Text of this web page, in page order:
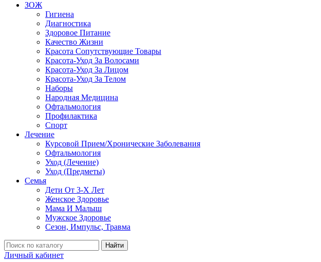
ЗОЖ
Гигиена
Диагностика
Здоровое Питание
Качество Жизни
Красота Сопутствующие Товары
Красота-Уход За Волосами
Красота-Уход За Лицом
Красота-Уход За Телом
Наборы
Народная Медицина
Офтальмология
Профилактика
Спорт
Лечение
Курсовой Прием/Хронические Заболевания
Офтальмология
Уход (Лечение)
Уход (Предметы)
Семья
Дети От 3-Х Лет
Женское Здоровье
Мама И Малыш
Мужское Здоровье
Сезон, Импульс, Травма
Найти
Личный кабинет